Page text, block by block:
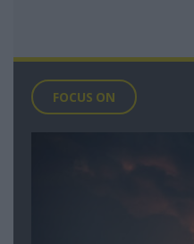
FOCUS ON